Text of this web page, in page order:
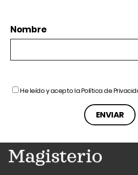
Nombre
He leído y acepto laPolítica de